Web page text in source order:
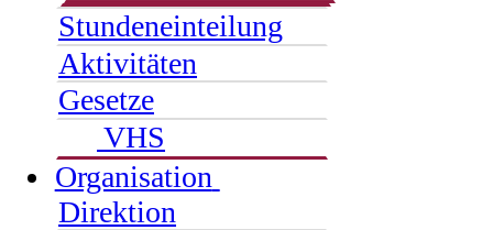
Stundeneinteilung
Aktivitäten
Gesetze
VHS
Organisation
Direktion